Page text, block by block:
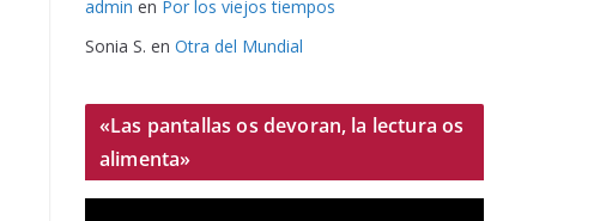
admin en Por los viejos tiempos
Sonia S. en Otra del Mundial
«Las pantallas os devoran, la lectura os
alimenta»